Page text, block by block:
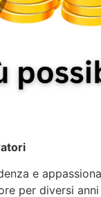
e
per diversi